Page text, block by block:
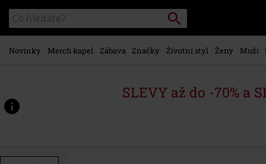
hlavnímu
obsahu
Katalog
vyhledávání
Vyhledávání
Novinky Merch kapel Zábava Značky Životní styl Ženy Muži
SLEVY až do -70% a
www.emp-